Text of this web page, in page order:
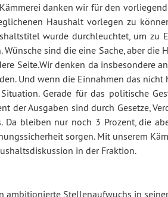
danken wir für den
Haushalt vorlegen zu
wurde durchleuchtet, um zu
sind die eine Sache, aber die
Seite.Wir denken da insbesondere
Und wenn die Einnahmen das nicht
Gerade für das politische
der Ausgaben sind durch Gesetze,
Da bleiben nur noch 3 Prozent, die
sorgen. Mit unserem
in der Fraktion.
ambitionierte Stellenaufwuchs in